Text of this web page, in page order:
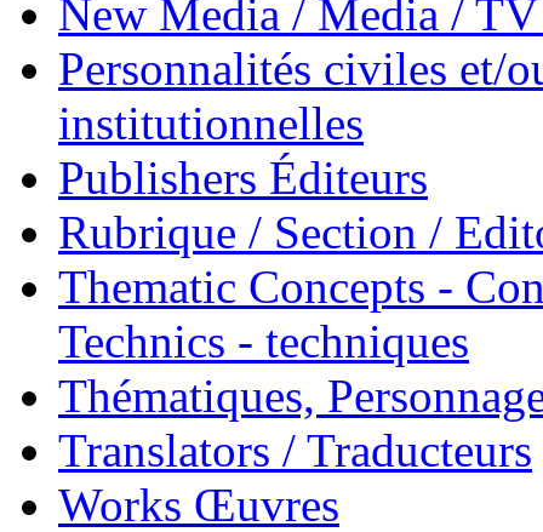
New Media / Media /
Personnalités civiles et/
institutionnelles
Publishers Éditeurs
Rubrique / Section /
Thematic Concepts -
Technics - techniques
Thématiques,
Translators / Traducteurs
Works Œuvres